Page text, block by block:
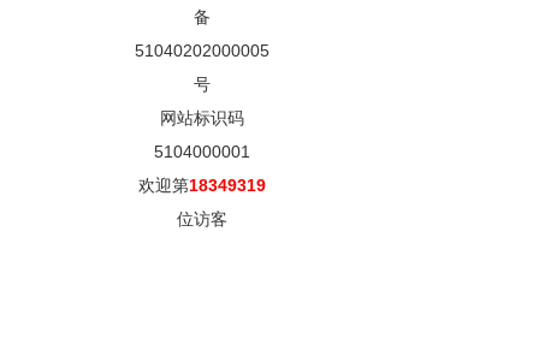
备
51040202000005
号
网站标识码
5104000001
欢迎第18349319
位访客